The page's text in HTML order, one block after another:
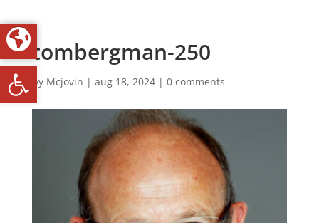
Toolbar openen
tombergman-250
by Mcjovin | aug 18, 2024| 0 comments